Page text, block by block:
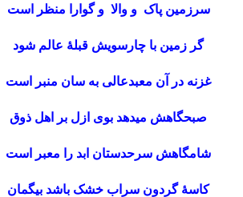
سرزمین پاک و والا و گوارا منظر است
گر زمین با چارسویش قبلۀ عالم شود
غزنه در آن معبدعالی به سان منبر است
صبحگاهش میدهد بوی ازل بر اهل ذوق
شامگاهش سرحدستان ابد را معبر است
کاسۀ گردون سراب خشک باشد بیگمان